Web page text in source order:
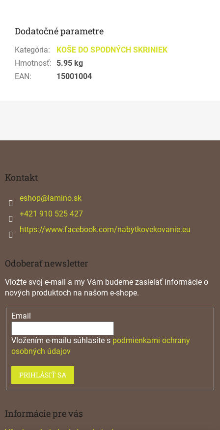
Dodatočné parametre
Kategória:
KOŠE DO SPODNÝCH SKRINIEK
Hmotnosť:
5.95 kg
EAN: 15001004
Kontakt
eshop@lamino.sk
+421 910 525 427
https://www.facebook.com/nabytkovekovanie.eu
Odoberať newsletter
Vložte svoj e-mail a my Vám budeme zasielať informácie o
nových produktoch na našom e-shope.
Email
Vložením e-mailu súhlasíte s podmienkami ochrany
osobných údajov
PRIHLÁSIŤ SA
Informácie pre vás